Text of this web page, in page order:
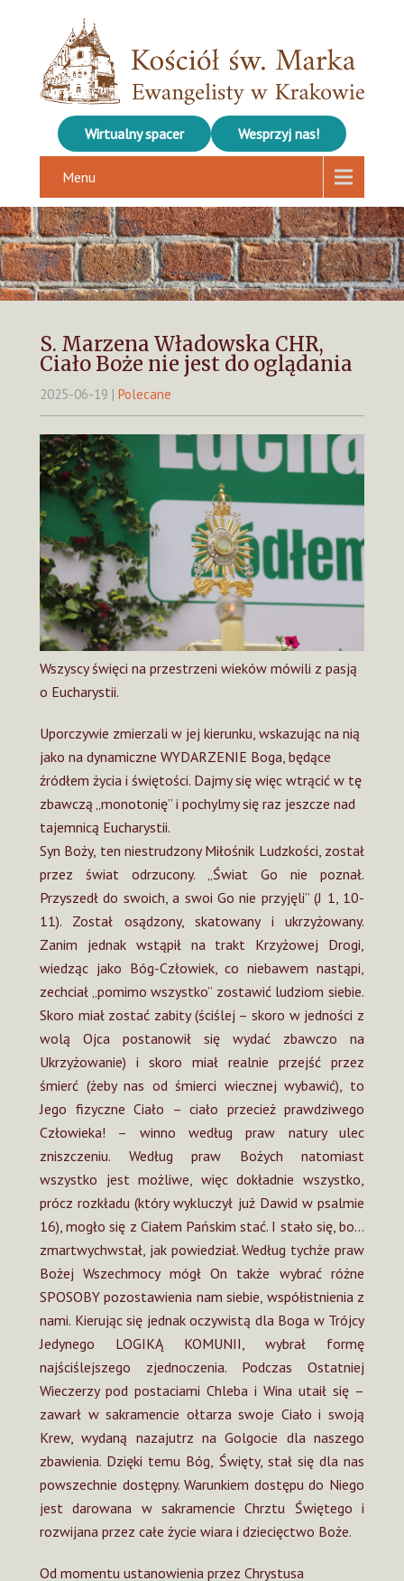
Wirtualny spacer Wesprzyj nas!
Menu
S. Marzena Władowska CHR,
Ciało Boże nie jest do oglądania
2025-06-19 | Polecane
Wszyscy święci na przestrzeni wieków mówili z pasją
o Eucharystii.
Uporczywie zmierzali w jej kierunku, wskazując na nią
jako na dynamiczne WYDARZENIE Boga, będące
źródłem życia i świętości. Dajmy się więc wtrącić w tę
zbawczą „monotonię” i pochylmy się raz jeszcze nad
tajemnicą Eucharystii.
Syn Boży, ten niestrudzony Miłośnik Ludzkości, został
przez świat odrzucony. „Świat Go nie poznał.
Przyszedł do swoich, a swoi Go nie przyjęli” (J 1, 10-
11). Został osądzony, skatowany i ukrzyżowany.
Zanim jednak wstąpił na trakt Krzyżowej Drogi,
wiedząc jako Bóg-Człowiek, co niebawem nastąpi,
zechciał „pomimo wszystko” zostawić ludziom siebie.
Skoro miał zostać zabity (ściślej – skoro w jedności z
wolą Ojca postanowił się wydać zbawczo na
Ukrzyżowanie) i skoro miał realnie przejść przez
śmierć (żeby nas od śmierci wiecznej wybawić), to
Jego fizyczne Ciało – ciało przecież prawdziwego
Człowieka! – winno według praw natury ulec
zniszczeniu. Według praw Bożych natomiast
wszystko jest możliwe, więc dokładnie wszystko,
prócz rozkładu (który wykluczył już Dawid w psalmie
16), mogło się z Ciałem Pańskim stać. I stało się, bo…
zmartwychwstał, jak powiedział. Według tychże praw
Bożej Wszechmocy mógł On także wybrać różne
SPOSOBY pozostawienia nam siebie, współistnienia z
nami. Kierując się jednak oczywistą dla Boga w Trójcy
Jedynego LOGIKĄ KOMUNII, wybrał formę
najściślejszego zjednoczenia. Podczas Ostatniej
Wieczerzy pod postaciami Chleba i Wina utaił się –
zawarł w sakramencie ołtarza swoje Ciało i swoją
Krew, wydaną nazajutrz na Golgocie dla naszego
zbawienia. Dzięki temu Bóg, Święty, stał się dla nas
powszechnie dostępny. Warunkiem dostępu do Niego
jest darowana w sakramencie Chrztu Świętego i
rozwijana przez całe życie wiara i dziecięctwo Boże.
Od momentu ustanowienia przez Chrystusa